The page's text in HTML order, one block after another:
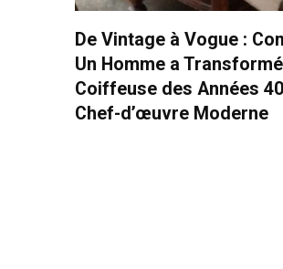
De Vintage à Vogue :
Un Homme a
Coiffeuse des Années
Chef-d’œuvre Moderne